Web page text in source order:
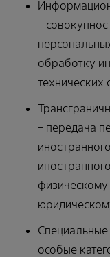
–
обработку
технических
– передача
особые